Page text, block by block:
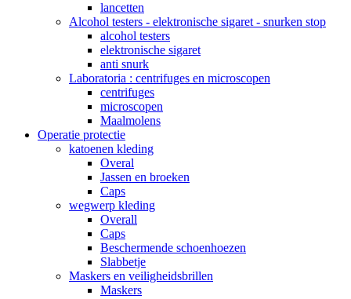
lancetten
Alcohol testers - elektronische sigaret - snurken stop
alcohol testers
elektronische sigaret
anti snurk
Laboratoria : centrifuges en microscopen
centrifuges
microscopen
Maalmolens
Operatie protectie
katoenen kleding
Overal
Jassen en broeken
Caps
wegwerp kleding
Overall
Caps
Beschermende schoenhoezen
Slabbetje
Maskers en veiligheidsbrillen
Maskers